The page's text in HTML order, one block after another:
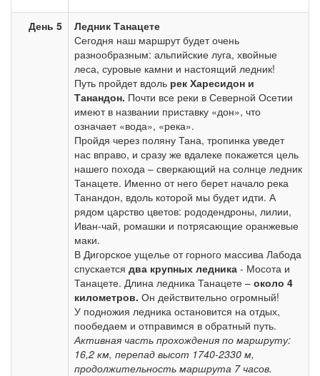
День 5
Ледник Танацете
Сегодня наш маршрут будет очень
разнообразным: альпийские луга, хвойные
леса, суровые камни и настоящий ледник!
Путь пройдет вдоль рек Харесидон и
Танандон. Почти все реки в Северной Осетии
имеют в названии приставку «дон», что
означает «вода», «река».
Пройдя через поляну Тана, тропинка уведет
нас вправо, и сразу же вдалеке покажется цель
нашего похода – сверкающий на солнце ледник
Танацете. Именно от него берет начало река
Танандон, вдоль которой мы будет идти. А
рядом царство цветов: рододендроны, лилии,
Иван-чай, ромашки и потрясающие оранжевые
маки.
В Дигорское ущелье от горного массива Лабода
спускается два крупных ледника - Мосота и
Танацете. Длина ледника Танацете – около 4
километров. Он действительно огромный!
У подножия ледника остановится на отдых,
пообедаем и отправимся в обратный путь.
Активная часть прохождения по маршруту:
16,2 км, перепад высот 1740-2330 м,
продолжительность маршрута 7 часов.